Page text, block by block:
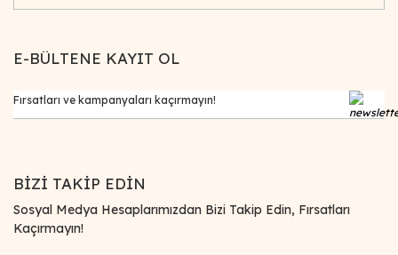
E-BÜLTENE KAYIT OL
BİZİ TAKİP EDİN
Sosyal Medya Hesaplarımızdan Bizi Takip Edin, Fırsatları
Kaçırmayın!